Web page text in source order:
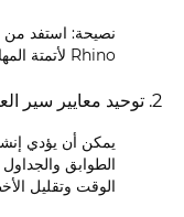
Rhino لأتمتة المهام المتكررة وزيادة الكفاءة.
2. توحيد معايير سير العمل والقوالب
يمكن أن يؤدي
الطوابق والجداول
الوقت وتقليل